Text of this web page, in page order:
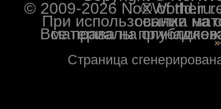
© 2009-2026 NoXWorld.ru. All
При использовании
Все права на опубликованные на форуме
Страница